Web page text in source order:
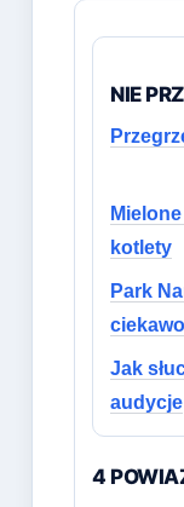
NIE
kotlety
Park
Jak
audycje
4